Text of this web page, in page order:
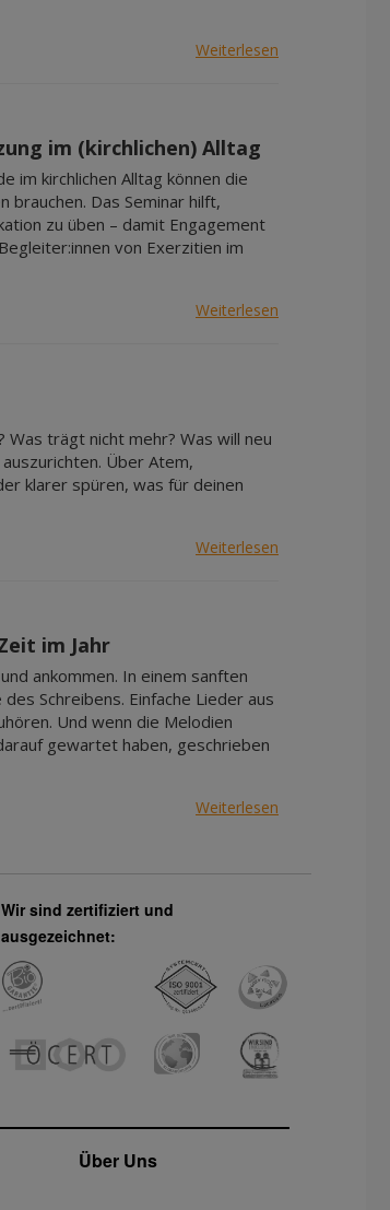
Weiterlesen
im (kirchlichen) Alltag
im kirchlichen Alltag können die
Das Seminar hilft,
zu üben – damit Engagement
von Exerzitien im
Weiterlesen
trägt nicht mehr? Was will neu
Über Atem,
klarer spüren, was für deinen
Weiterlesen
im Jahr
ankommen. In einem sanften
Schreibens. Einfache Lieder aus
Und wenn die Melodien
gewartet haben, geschrieben
Weiterlesen
Wir sind zertifiziert und
ausgezeichnet:
Über Uns